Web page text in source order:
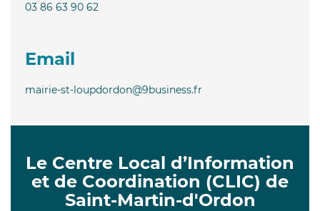
03 86 63 90 62
Email
mairie-st-loupdordon@9business.fr
Le Centre Local d’Information
et de Coordination (CLIC) de
Saint-Martin-d'Ordon